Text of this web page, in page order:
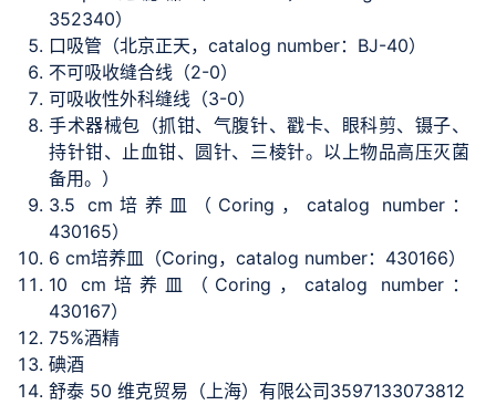
352340）
口吸管（北京正天，catalog number：BJ-40）
不可吸收缝合线（2-0）
可吸收性外科缝线（3-0）
手术器械包（抓钳、气腹针、戳卡、眼科剪、镊子、
持针钳、止血钳、圆针、三棱针。以上物品高压灭菌
备用。）
3.5 cm培养皿（Coring，catalog number：
430165）
6 cm培养皿（Coring，catalog number：430166）
10 cm培养皿（Coring，catalog number：
430167）
75%酒精
碘酒
舒泰 50 维克贸易（上海）有限公司3597133073812